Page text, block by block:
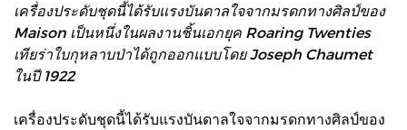
เครื่องประดับชุดนี้ได้รับแรงบันดาลใจจากมรดกทางศิลป์ของ
Maison เป็นหนึ่งในผลงานชิ้นเอกยุค Roaring Twenties
เทียร่าใบกุหลาบป่าได้ถูกออกแบบโดย Joseph Chaumet
ในปี 1922
เครื่องประดับชุดนี้ได้รับแรงบันดาลใจจากมรดกทางศิลป์ของ